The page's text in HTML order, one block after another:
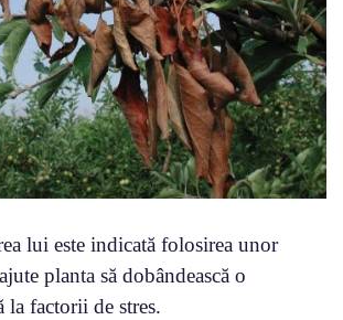
lui este indicată folosirea unor
planta să dobândească o
la factorii de stres.